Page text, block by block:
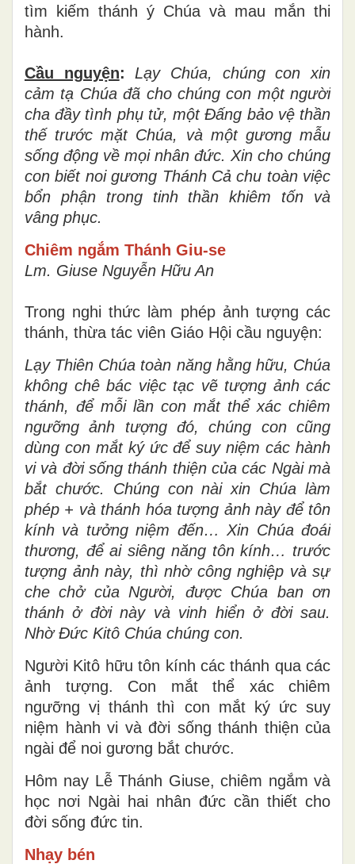
tìm kiếm thánh ý Chúa và mau mắn thi
hành.
Cầu nguyện: Lạy Chúa, chúng con xin
cảm tạ Chúa đã cho chúng con một người
cha đầy tình phụ tử, một Đấng bảo vệ thần
thế trước mặt Chúa, và một gương mẫu
sống động về mọi nhân đức. Xin cho chúng
con biết noi gương Thánh Cả chu toàn việc
bổn phận trong tinh thần khiêm tốn và
vâng phục.
Chiêm ngắm Thánh Giu-se
Lm. Giuse Nguyễn Hữu An
Trong nghi thức làm phép ảnh tượng các
thánh, thừa tác viên Giáo Hội cầu nguyện:
Lạy Thiên Chúa toàn năng hằng hữu, Chúa
không chê bác việc tạc vẽ tượng ảnh các
thánh, để mỗi lần con mắt thể xác chiêm
ngưỡng ảnh tượng đó, chúng con cũng
dùng con mắt ký ức để suy niệm các hành
vi và đời sống thánh thiện của các Ngài mà
bắt chước. Chúng con nài xin Chúa làm
phép + và thánh hóa tượng ảnh này để tôn
kính và tưởng niệm đến… Xin Chúa đoái
thương, để ai siêng năng tôn kính… trước
tượng ảnh này, thì nhờ công nghiệp và sự
che chở của Người, được Chúa ban ơn
thánh ở đời này và vinh hiển ở đời sau.
Nhờ Đức Kitô Chúa chúng con.
Người Kitô hữu tôn kính các thánh qua các
ảnh tượng. Con mắt thể xác chiêm
ngưỡng vị thánh thì con mắt ký ức suy
niệm hành vi và đời sống thánh thiện của
ngài để noi gương bắt chước.
Hôm nay Lễ Thánh Giuse, chiêm ngắm và
học nơi Ngài hai nhân đức cần thiết cho
đời sống đức tin.
Nhạy bén